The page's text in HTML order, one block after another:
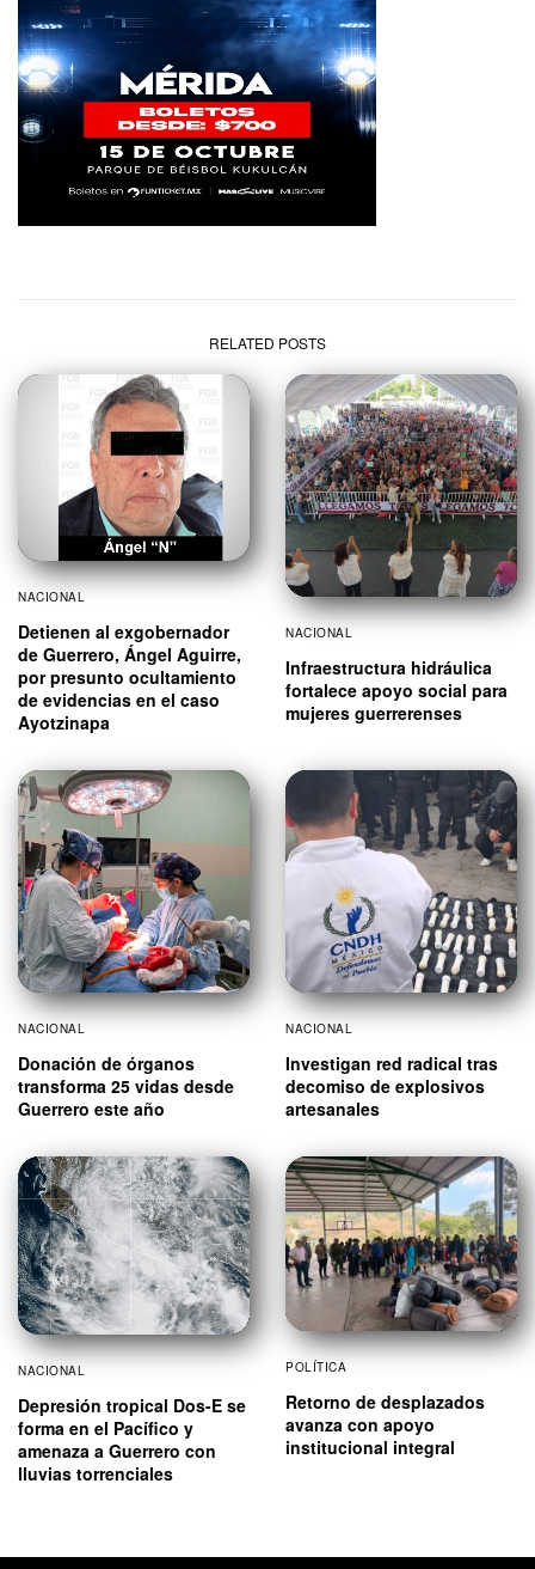
RELATED POSTS
NACIONAL
Detienen al exgobernador
de Guerrero, Ángel Aguirre,
por presunto ocultamiento
de evidencias en el caso
Ayotzinapa
NACIONAL
Infraestructura hidráulica
fortalece apoyo social para
mujeres guerrerenses
NACIONAL
Donación de órganos
transforma 25 vidas desde
Guerrero este año
NACIONAL
Investigan red radical tras
decomiso de explosivos
artesanales
NACIONAL
Depresión tropical Dos-E se
forma en el Pacífico y
amenaza a Guerrero con
lluvias torrenciales
POLÍTICA
Retorno de desplazados
avanza con apoyo
institucional integral